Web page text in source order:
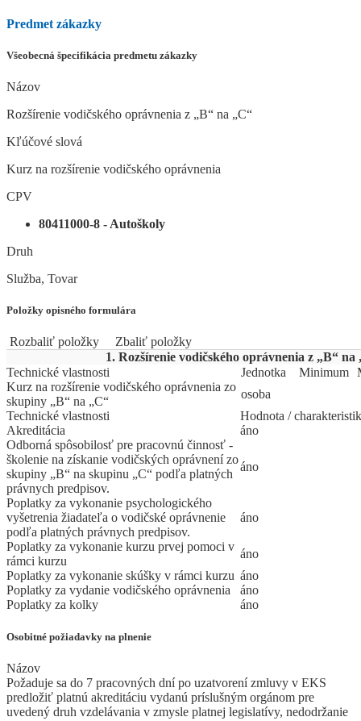
Predmet zákazky
Všeobecná špecifikácia predmetu zákazky
Názov
Rozšírenie vodičského oprávnenia z „B“ na „C“
Kľúčové slová
Kurz na rozšírenie vodičského oprávnenia
CPV
80411000-8 - Autoškoly
Druh
Služba, Tovar
Položky opisného formulára
Rozbaliť položky
Zbaliť položky
1. Rozšírenie vodičského oprávnenia z „B“ na
Technické vlastnosti
Jed­not­ka Mi­ni­mum
Kurz na rozšírenie vodičského oprávnenia zo
skupiny „B“ na „C“
osoba
Technické vlastnosti
Hodnota /
Akreditácia
áno
Odborná spôsobilosť pre pracovnú činnosť -
školenie na získanie vodičských oprávnení zo
skupiny „B“ na skupinu „C“ podľa platných
právnych predpisov.
áno
Poplatky za vykonanie psychologického
vyšetrenia žiadateľa o vodičské oprávnenie
podľa platných právnych predpisov.
áno
Poplatky za vykonanie kurzu prvej pomoci v
rámci kurzu
áno
Poplatky za vykonanie skúšky v rámci kurzu áno
Poplatky za vydanie vodičského oprávnenia
áno
Poplatky za kolky
áno
Osobitné požiadavky na plnenie
Názov
Požaduje sa do 7 pracovných dní po uzatvorení zmluvy v EKS
predložiť platnú akreditáciu vydanú príslušným orgánom pre
uvedený druh vzdelávania v zmysle platnej legislatívy, nedodržanie